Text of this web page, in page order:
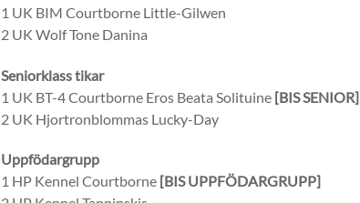
1 UK BIM Courtborne Little-Gilwen
2 UK Wolf Tone Danina
Seniorklass tikar
1 UK BT-4 Courtborne Eros Beata Solituine [BIS SENIOR]
2 UK Hjortronblommas Lucky-Day
Uppfödargrupp
1 HP Kennel Courtborne [BIS UPPFÖDARGRUPP]